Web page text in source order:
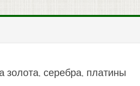
Au, Ag, Pt
золота, серебра, платины